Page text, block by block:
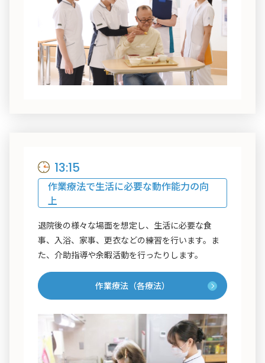
13:15
作業療法で生活に必要な動作能力の向
上
退院後の様々な場面を想定し、生活に必要な食
事、入浴、家事、更衣などの練習を行います。ま
た、介助指導や余暇活動を行ったりします。
作業療法（各療法）